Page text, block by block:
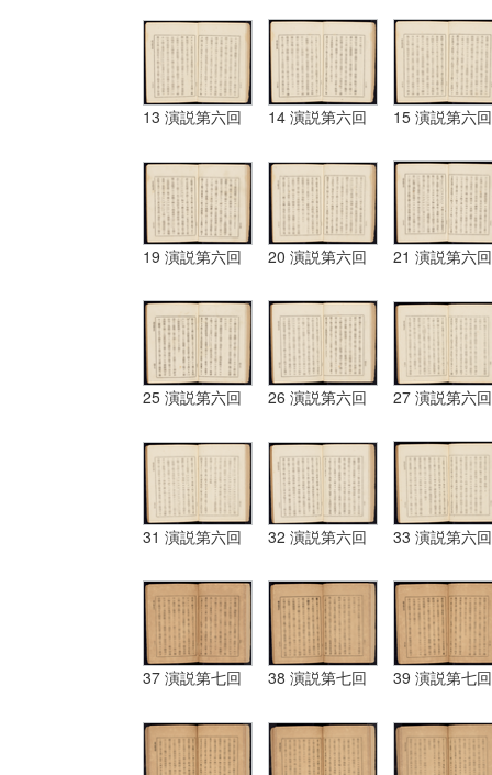
13 演説第六回 14 演説第六回 15 演説第六回
19 演説第六回 20 演説第六回 21 演説第六回
25 演説第六回 26 演説第六回 27 演説第六回
31 演説第六回 32 演説第六回 33 演説第六回
37 演説第七回 38 演説第七回 39 演説第七回